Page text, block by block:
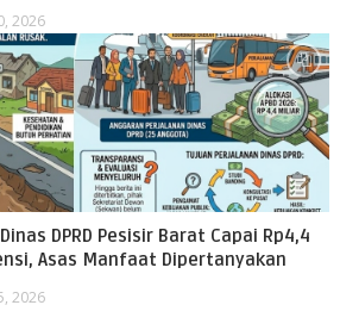
2026
DPRD Pesisir Barat Capai Rp4,4
Asas Manfaat Dipertanyakan
2026